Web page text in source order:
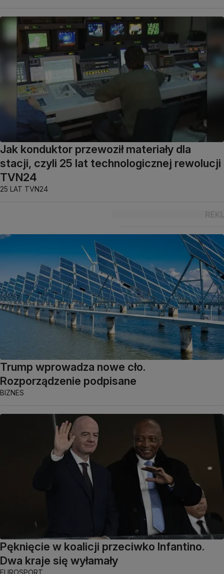
Jak konduktor przewoził materiały dla
stacji, czyli 25 lat technologicznej rewolucji
TVN24
25 LAT TVN24
Trump wprowadza nowe cło.
Rozporządzenie podpisane
BIZNES
Pęknięcie w koalicji przeciwko Infantino.
Dwa kraje się wyłamały
EUROSPORT